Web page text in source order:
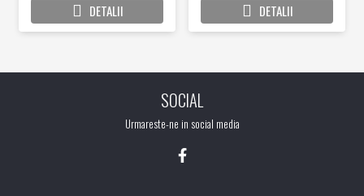
DETALII DETALII
SOCIAL
Urmareste-ne in social media